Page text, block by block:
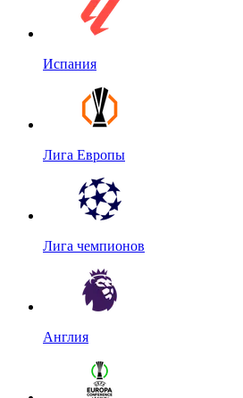
Испания
Лига Европы
Лига чемпионов
Англия